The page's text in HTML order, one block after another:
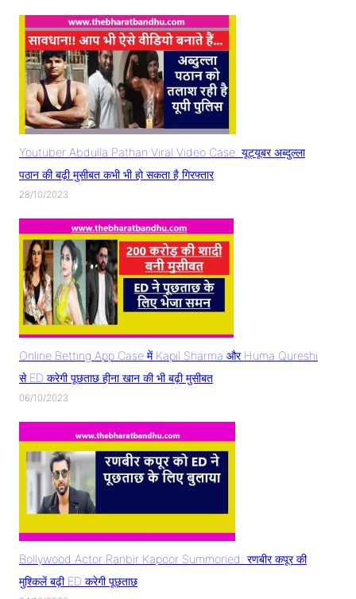
Youtuber Abdulla Pathan Viral Video Case: यूट्यूबर अब्दुल्ला
पठान की बढ़ी मुसीबत कभी भी हो सकता है गिरफ्तार
28/10/2023
Online Betting App Case में Kapil Sharma और Huma Qureshi
से ED करेगी पूछताछ हीना खान की भी बढ़ी मुसीबत
06/10/2023
Bollywood Actor Ranbir Kapoor Summoned: रणबीर कपूर की
मुश्किलें बढ़ी ED करेगी पूछताछ